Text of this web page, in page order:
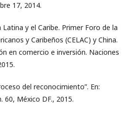
17, 2014.
y el Caribe. Primer Foro de la
y Caribeños (CELAC) y China.
en comercio e inversión. Naciones
del reconocimiento”. En:
60, México DF., 2015.